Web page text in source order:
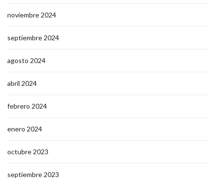
noviembre 2024
septiembre 2024
agosto 2024
abril 2024
febrero 2024
enero 2024
octubre 2023
septiembre 2023